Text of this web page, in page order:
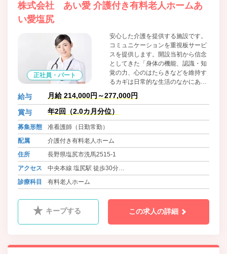
株式会社 あい愛 介護付き有料老人ホームあ
い愛塩尻
正社員・パート
安心した介護を提供する施設です。
コミュニケーションを重視板サービ
スを提供します。開設当初から信念
としてきた「身体の機能、認識・知
覚の力、心のはたらきなどを維持す
るカギは日常的な生活のなかにあ
る」という考え方はまったく変わり
ません。その考えに基づく「生活ケ
ア」が、私たちのサービスの特長で
あり、こだわりです。
給与 月給 214,000円～277,000円
賞与 年2回（2.0カ月分位）
募集形態
准看護師（日勤常勤）
配属
介護付き有料老人ホーム
住所
長野県塩尻市洗馬2515-1
アクセス
中央本線 塩尻駅 徒歩30分
中央本線 洗馬駅 徒歩30分
診療科目 有料老人ホーム
キープする この求人の詳細